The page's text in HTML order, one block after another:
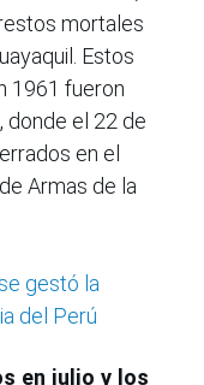
mortales
Estos
1961 fueron
donde el 22 de
en el
Armas de la
gestó la
del Perú
en julio y los